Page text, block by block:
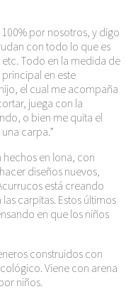
por nosotros, y digo
con todo lo que es
Todo en la medida de
en este
el cual me acompaña
juega con la
o bien me quita el
carpa.”
en lona, con
diseños nuevos,
está creando
carpitas. Estos últimos
en que los niños
construidos con
Viene con arena
niños.